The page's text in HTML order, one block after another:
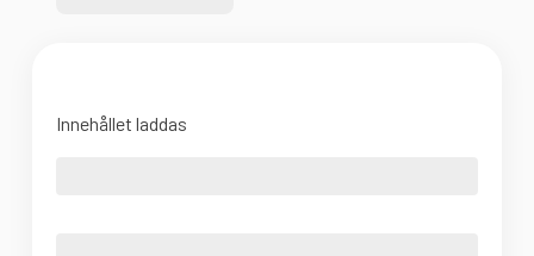
Innehållet laddas